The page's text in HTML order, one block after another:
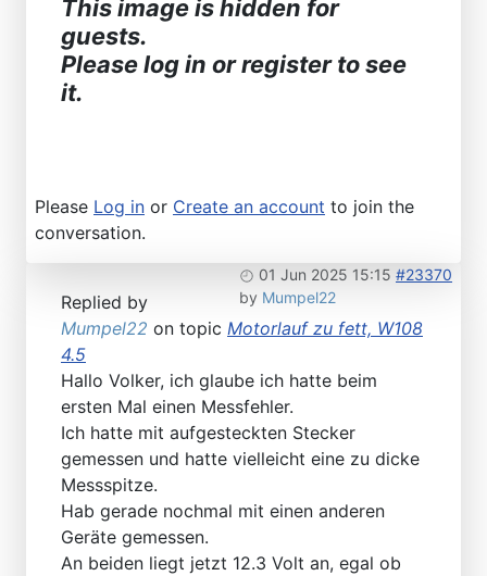
This image is hidden for
guests.
Please log in or register to see
it.
Please Log in or Create an account to join the
conversation.
01 Jun 2025 15:15 #23370
by Mumpel22
Replied by
Mumpel22 on topic Motorlauf zu fett, W108
4.5
Hallo Volker, ich glaube ich hatte beim
ersten Mal einen Messfehler.
Ich hatte mit aufgesteckten Stecker
gemessen und hatte vielleicht eine zu dicke
Messspitze.
Hab gerade nochmal mit einen anderen
Geräte gemessen.
An beiden liegt jetzt 12.3 Volt an, egal ob